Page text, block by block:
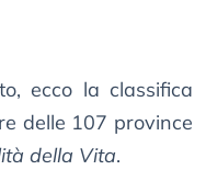
ecco la classifica
delle 107 province
della Vita.